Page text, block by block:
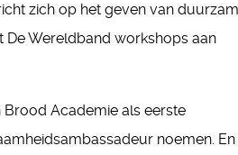
zich op het geven van
De Wereldband workshops aan
Brood Academie als eerste
noemen.